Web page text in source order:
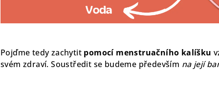
Pojďme tedy zachytit pomocí menstruačního kalíšku
svém zdraví. Soustředit se budeme především na její